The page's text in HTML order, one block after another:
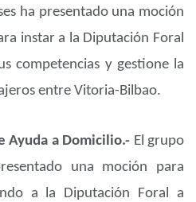
ha presentado una moción
instar a la Diputación Foral
competencias y gestione la
entre Vitoria-Bilbao.
Ayuda a Domicilio.- El grupo
una moción para
a la Diputación Foral a